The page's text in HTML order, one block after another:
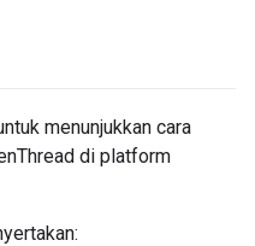
menunjukkan cara
di platform